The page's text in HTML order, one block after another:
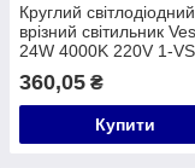
Круглий світлодіодний
врізний світильник
24W 4000K 220V 1-
360,05 ₴
Купити